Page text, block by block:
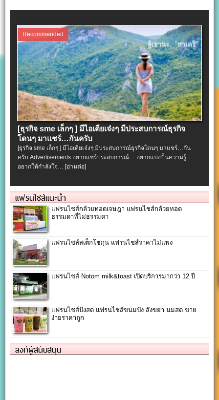
Recommended
[ธุรกิจ sme เล็กๆ ] มีไอเดียเจ๋งๆ มีประสบการณ์ธุรกิจ
โดนๆ มาแชร์…กันครับ
[ธุรกิจ sme เล็กๆ ] มีไอเดียเจ๋งๆ มีประสบการณ์ธุรกิจโดนๆ มาแชร์…กัน
ครับ Advertisements อยากแชร์ประสบการณ์… อยากแบ่งปั้นความรู้…
อยากให้กำลังใจ… [อ่านต่อ]
แฟรนไชส์แนะนำ
แฟรนไชส์กล้วยทอดเจษฎา แฟรนไชส์กล้วยทอด
ธรรมดาที่ไม่ธรรมดา
แฟรนไชส์สเต็กโชกุน แฟรนไชส์ราคาไม่แพง
แฟรนไชส์ Notom milk&toast เปิดบริการมากว่า 12 ปี
แฟรนไชส์ปังสด แฟรนไชส์ขนมปัง สังขยา นมสด ขาย
ง่ายราคาถูก
ลิงก์ผู้สนับสนุน